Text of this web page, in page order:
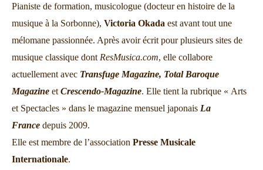
Pianiste de formation, musicologue (docteur en histoire de la
musique à la Sorbonne), Victoria Okada est avant tout une
mélomane passionnée. Après avoir écrit pour plusieurs sites de
musique classique dont ResMusica.com, elle collabore
actuellement avec Transfuge Magazine, Total Baroque
Magazine et Crescendo-Magazine. Elle tient la rubrique « Arts
et Spectacles » dans le magazine mensuel japonais La
France depuis 2009.
Elle est membre de l’association Presse Musicale
Internationale.